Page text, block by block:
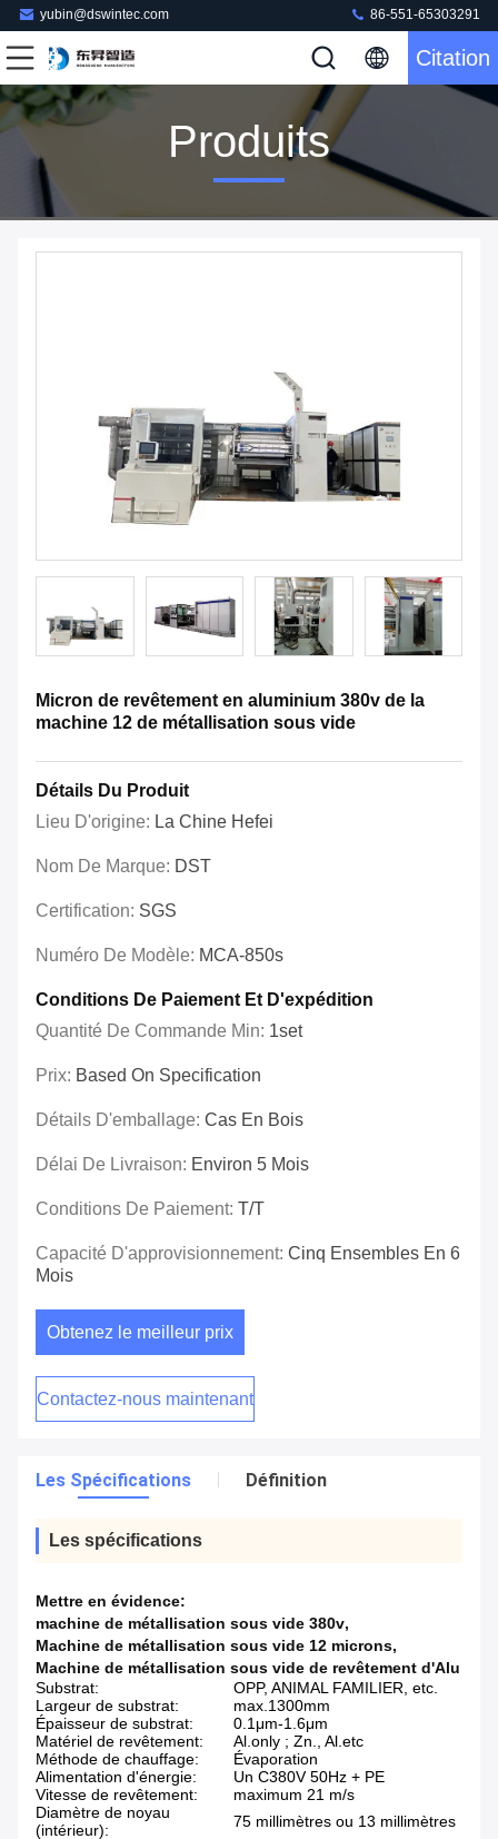
yubin@dswintec.com 86-551-65303291
Citation
Produits
Micron de revêtement en aluminium 380v de la
machine 12 de métallisation sous vide
Détails Du Produit
Lieu D'origine: La Chine Hefei
Nom De Marque: DST
Certification: SGS
Numéro De Modèle: MCA-850s
Conditions De Paiement Et D'expédition
Quantité De Commande Min: 1set
Prix: Based On Specification
Détails D'emballage: Cas En Bois
Délai De Livraison: Environ 5 Mois
Conditions De Paiement: T/T
Capacité D'approvisionnement: Cinq Ensembles En 6
Mois
Obtenez le meilleur prix
Contactez-nous maintenant
Les Spécifications Définition
Les spécifications
Mettre en évidence:
machine de métallisation sous vide 380v,
Machine de métallisation sous vide 12 microns,
Machine de métallisation sous vide de revêtement d'Alu
Substrat:
OPP, ANIMAL FAMILIER, etc.
Largeur de substrat:
max.1300mm
Épaisseur de substrat:
0.1μm-1.6μm
Matériel de revêtement:
Al.only ; Zn., Al.etc
Méthode de chauffage:
Évaporation
Alimentation d'énergie:
Un C380V 50Hz + PE
Vitesse de revêtement:
maximum 21 m/s
Diamètre de noyau
(intérieur):
75 millimètres ou 13 millimètres